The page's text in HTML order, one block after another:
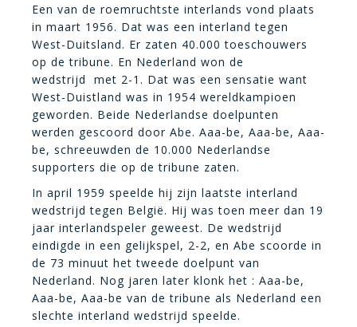
Een van de roemruchtste interlands vond plaats
in maart 1956. Dat was een interland tegen
West-Duitsland. Er zaten 40.000 toeschouwers
op de tribune. En Nederland won de
wedstrijd met 2-1. Dat was een sensatie want
West-Duistland was in 1954 wereldkampioen
geworden. Beide Nederlandse doelpunten
werden gescoord door Abe. Aaa-be, Aaa-be, Aaa-
be, schreeuwden de 10.000 Nederlandse
supporters die op de tribune zaten.
In april 1959 speelde hij zijn laatste interland
wedstrijd tegen België. Hij was toen meer dan 19
jaar interlandspeler geweest. De wedstrijd
eindigde in een gelijkspel, 2-2, en Abe scoorde in
de 73 minuut het tweede doelpunt van
Nederland. Nog jaren later klonk het : Aaa-be,
Aaa-be, Aaa-be van de tribune als Nederland een
slechte interland wedstrijd speelde.